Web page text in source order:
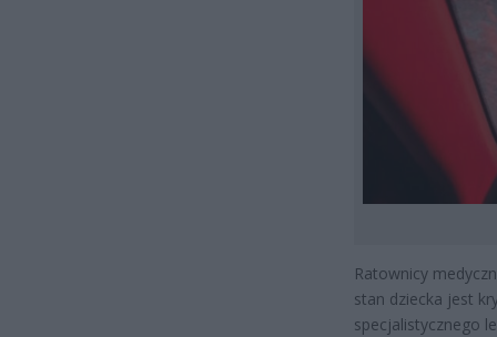
Ratownicy
stan dziecka jest
specjalistycznego